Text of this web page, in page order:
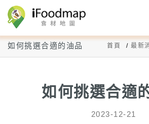
如何挑選合適的油品 首頁 最新
如何挑選合適
2023-12-21